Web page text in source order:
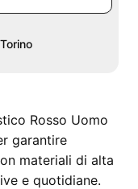
Rosso Uomo
garantire
materiali di alta
e quotidiane.